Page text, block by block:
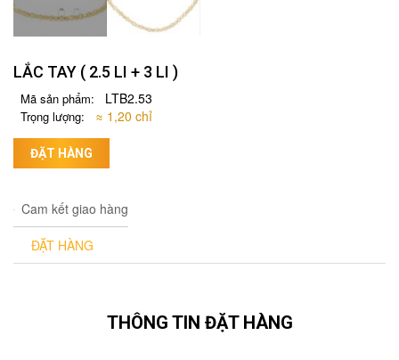
LẮC TAY ( 2.5 LI + 3 LI )
Mã sản phẩm: LTB2.53
Trọng lượng: ≈ 1,20 chỉ
ĐẶT HÀNG
Cam kết giao hàng
ĐẶT HÀNG
THÔNG TIN ĐẶT HÀNG